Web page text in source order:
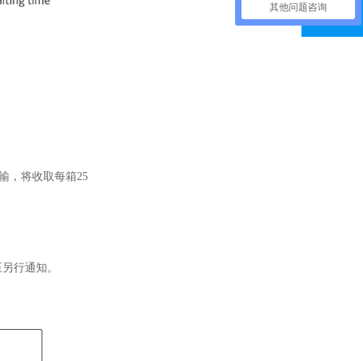
，将收取每箱25
行通知。
微信扫一扫
其他问题咨询